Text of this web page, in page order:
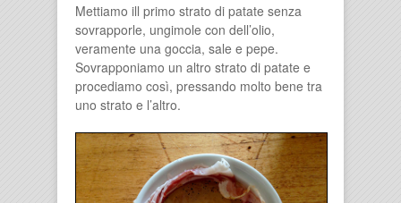
Mettiamo ill primo strato di patate senza
sovrapporle, ungimole con dell’olio,
veramente una goccia, sale e pepe.
Sovrapponiamo un altro strato di patate e
procediamo così, pressando molto bene tra
uno strato e l’altro.